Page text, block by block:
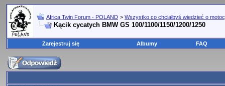
Africa Twin Forum - POLAND > Wszystko co chciałbyś wiedzieć o
Kącik cycatych BMW GS 100/1100/1150/1200/1250
Zarejestruj się Albumy FAQ